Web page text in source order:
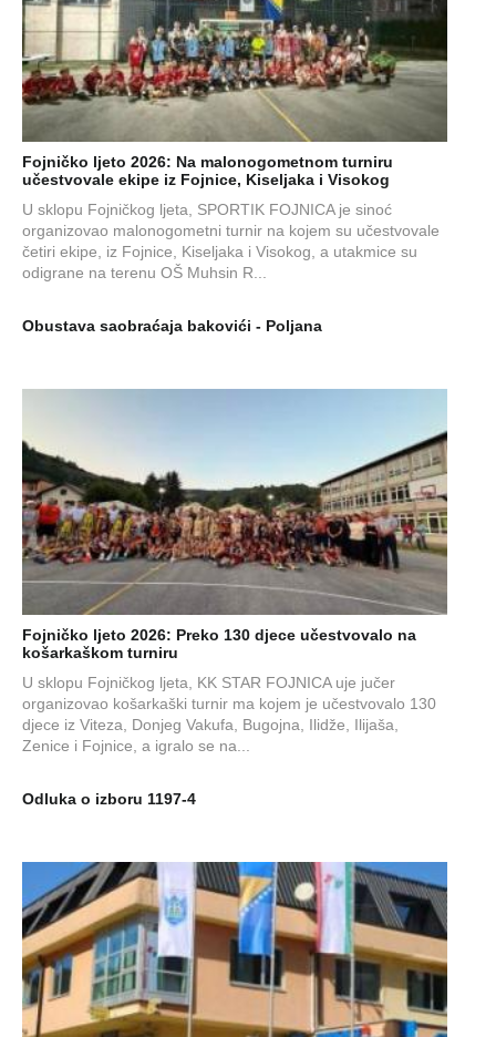
Fojničko ljeto 2026: Na malonogometnom turniru
učestvovale ekipe iz Fojnice, Kiseljaka i Visokog
U sklopu Fojničkog ljeta, SPORTIK FOJNICA je sinoć
organizovao malonogometni turnir na kojem su učestvovale
četiri ekipe, iz Fojnice, Kiseljaka i Visokog, a utakmice su
odigrane na terenu OŠ Muhsin R...
Obustava saobraćaja bakovići - Poljana
Fojničko ljeto 2026: Preko 130 djece učestvovalo na
košarkaškom turniru
U sklopu Fojničkog ljeta, KK STAR FOJNICA uje jučer
organizovao košarkaški turnir ma kojem je učestvovalo 130
djece iz Viteza, Donjeg Vakufa, Bugojna, Ilidže, Ilijaša,
Zenice i Fojnice, a igralo se na...
Odluka o izboru 1197-4